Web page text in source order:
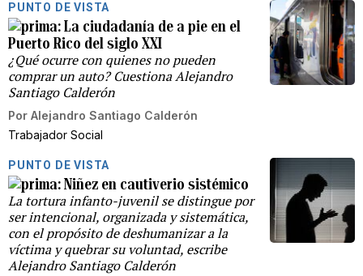
PUNTO DE VISTA
La ciudadanía de a pie en el
Puerto Rico del siglo XXI
¿Qué ocurre con quienes no pueden
comprar un auto? Cuestiona Alejandro
Santiago Calderón
Por Alejandro Santiago Calderón
Trabajador Social
PUNTO DE VISTA
Niñez en cautiverio sistémico
La tortura infanto-juvenil se distingue por
ser intencional, organizada y sistemática,
con el propósito de deshumanizar a la
víctima y quebrar su voluntad, escribe
Alejandro Santiago Calderón